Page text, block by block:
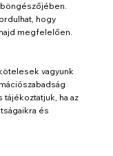
hogy
megfelelően.
vagyunk
ha az
és